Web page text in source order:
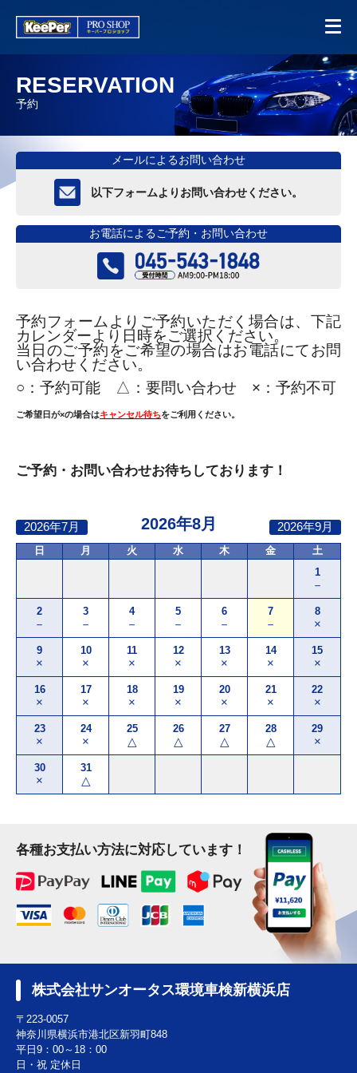
RESERVATION
予約
メールによるお問い合わせ
以下フォームよりお問い合わせください。
お電話によるご予約・お問い合わせ
予約フォームよりご予約いただく場合は、下記
カレンダーより日時をご選択ください。
当日のご予約をご希望の場合はお電話にてお問
い合わせください。
○： 予約可能 △：要問い合わせ ×：予約不可
ご希望日が×の場合はキャンセル待ちをご利用ください。
ご予約・お問い合わせお待ちしております！
2026年8月
日 月 火 水 木 金
土
1
－
2
－
3
－
4
－
5
－
6
－
7
－
8
×
9
×
10
×
11
×
12
×
13
×
14
×
15
×
16
×
17
×
18
×
19
×
20
×
21
×
22
×
23
×
24
×
25
△
26
△
27
△
28
△
29
×
30
×
31
△
2026年7月 2026年9月
各種お支払い方法に対応しています！
株式会社サンオータス環境車検新横浜店
〒223-0057
神奈川県横浜市港北区新羽町848
平日9：00～18：00
日・祝 定休日